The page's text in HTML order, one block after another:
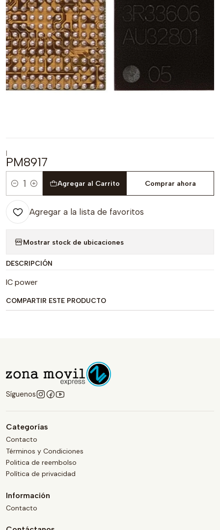
|
PM8917
Cantidad
Agregar al Carrito Comprar ahora
Agregar a la lista de favoritos
Mostrar stock de ubicaciones
DESCRIPCIÓN
IC power
COMPARTIR ESTE PRODUCTO
Síguenos
Categorías
Contacto
Términos y Condiciones
Politica de reembolso
Política de privacidad
Información
Contacto